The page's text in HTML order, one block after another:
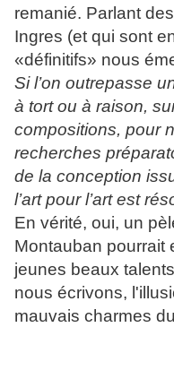
remanié. Parlant
Ingres (et qui sont
«définitifs» nous
Si l’on outrepasse
à tort ou à raison,
compositions, pour
recherches
de la conception
l’art pour l’art est
En vérité, oui, un
Montauban pourrait
jeunes beaux
nous écrivons,
mauvais charmes